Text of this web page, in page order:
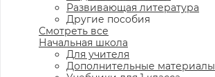
Развивающая литература
Другие пособия
Смотреть все
Начальная школа
Для учителя
Дополнительные материалы